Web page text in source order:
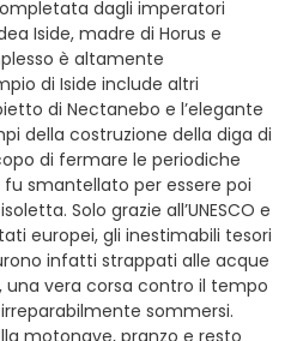
dagli imperatori
Iside, madre di Horus e
è altamente
di Iside include altri
di Nectanebo e l’elegante
della costruzione della diga di
di fermare le periodiche
fu smantellato per essere poi
Solo grazie all’UNESCO e
europei, gli inestimabili tesori
infatti strappati alle acque
una vera corsa contro il tempo
sommersi.
motonave, pranzo e resto